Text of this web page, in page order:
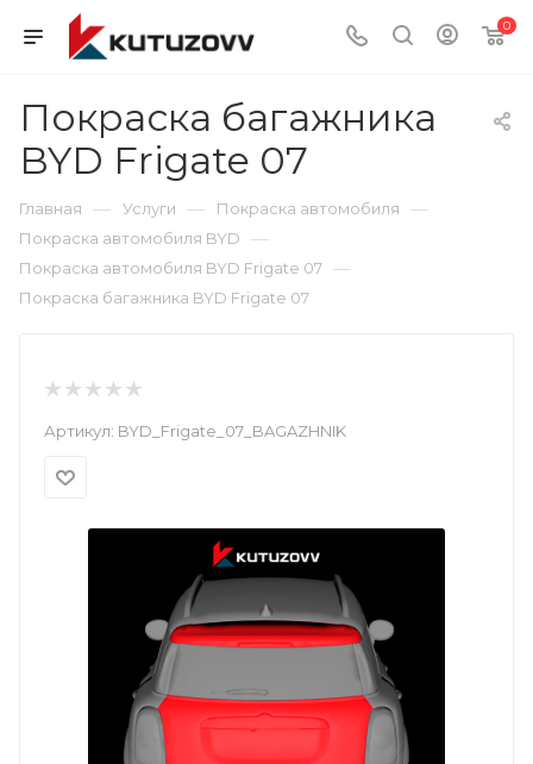
0
Покраска багажника
BYD Frigate 07
Главная — Услуги — Покраска автомобиля —
Покраска автомобиля BYD —
Покраска автомобиля BYD Frigate 07 —
Покраска багажника BYD Frigate 07
Артикул: BYD_Frigate_07_BAGAZHNIK